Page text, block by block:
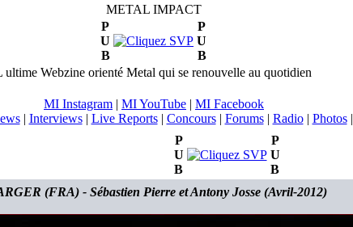
METAL IMPACT
P
U
B
P
U
B
ultime Webzine orienté Metal qui se renouvelle au quotidien
MI Instagram | MI YouTube | MI Facebook
| Interviews| Live Reports| Concours| Forums| Radio| Photos|
P
U
B
P
U
B
(FRA) - Sébastien Pierre et Antony Josse (Avril-2012)